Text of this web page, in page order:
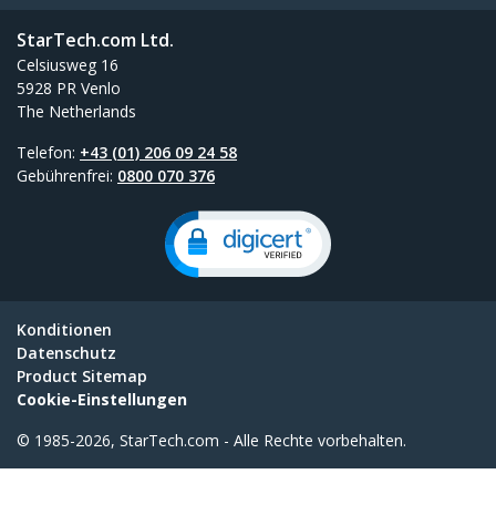
StarTech.com Ltd.
Celsiusweg 16
5928 PR Venlo
The Netherlands
Telefon: +43 (01) 206 09 24 58
Gebührenfrei: 0800 070 376
Konditionen
Datenschutz
Product Sitemap
Cookie-Einstellungen
© 1985-2026, StarTech.com - Alle Rechte vorbehalten.